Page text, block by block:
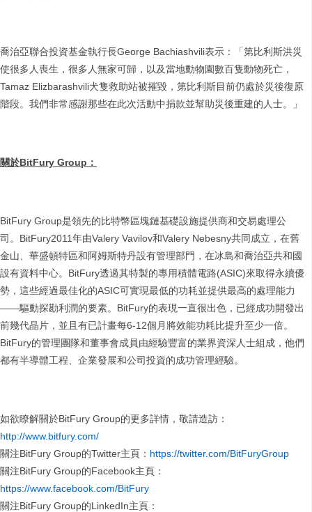
喬治亞聯合投資基金執行長George Bachiashvili表示：「第比利斯洪災
使很多人喪生，很多人無家可歸，以及當地動物園數百隻動物死亡，
Tamaz Elizbarashvili犬隻救助站被摧毀，第比利斯目前仍處於災後復原
階段。我們非常感謝那些在此次活動中捐款並幫助災後重建的人士。」
關於BitFury Group ：
BitFury Group是領先的比特幣區塊鏈基礎設施提供商和交易處理公
司。BitFury2011年由Valery Vavilov和Valery Nebesny共同成立，在舊
金山、華盛頓特區和阿姆斯特丹設有管理部門，在冰島和喬治亞共和國
設有資料中心。BitFury透過其特製的專用積體電路(ASIC)來取得永續優
勢，這些經過最佳化的ASIC可實現最低的功耗並提供最高的處理能力
——驅動探勘利潤的要素。BitFury的表現一直很出色，已經成功開發出
前幾代晶片，並且有已計畫每6-12個月將效能功耗比提升至少一倍。
BitFury的管理團隊和董事會成員由經驗豐富的業界資深人士組成，他們
都有半導體工程、企業發展和公司投資的成功管理經驗。
如欲瞭解關於BitFury Group的更多詳情，敬請造訪：
http://www.bitfury.com/
關注BitFury Group的Twitter主頁： https://twitter.com/BitFuryGroup
關注BitFury Group的Facebook主頁：
https://www.facebook.com/BitFury
關注BitFury Group的LinkedIn主頁：